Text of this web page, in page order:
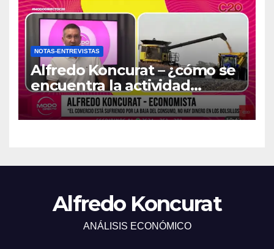
NOTAS-ENTREVISTAS
Alfredo Koncurat – ¿cómo se
encuentra la actividad
económica del país?
Alfredo Koncurat
ANÁLISIS ECONÓMICO